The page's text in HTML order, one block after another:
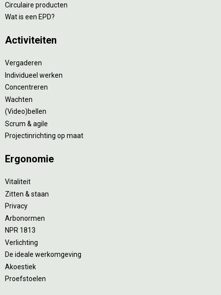
Circulaire producten
Wat is een EPD?
Activiteiten
Vergaderen
Individueel werken
Concentreren
Wachten
(Video)bellen
Scrum & agile
Projectinrichting op maat
Ergonomie
Vitaliteit
Zitten & staan
Privacy
Arbonormen
NPR 1813
Verlichting
De ideale werkomgeving
Akoestiek
Proefstoelen